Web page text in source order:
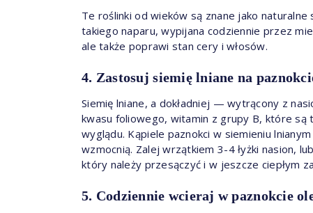
Te roślinki od wieków są znane jako naturalne
takiego naparu, wypijana codziennie przez
ale także poprawi stan cery i włosów.
4. Zastosuj siemię lniane na
Siemię lniane, a dokładniej — wytrącony z
kwasu foliowego, witamin z grupy B, które
wyglądu. Kąpiele paznokci w siemieniu
wzmocnią. Zalej wrzątkiem 3-4 łyżki nasion,
który należy przesączyć i w jeszcze ciepłym
5. Codziennie wcieraj w paznokcie